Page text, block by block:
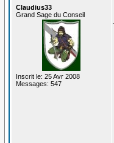
Claudius33
Grand Sage du Conseil
Inscrit le: 25 Avr 2008
Messages: 547